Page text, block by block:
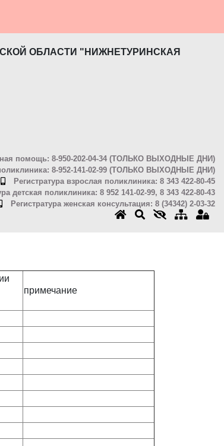
ОБЛАСТИ "НИЖНЕТУРИНСКАЯ
помощь: 8-950-202-04-34 (ТОЛЬКО ВЫХОДНЫЕ ДНИ)
8-952-141-02-99 (ТОЛЬКО ВЫХОДНЫЕ ДНИ)
Регистратура взрослая поликлиника: 8 343 422-80-45
детская поликлиника: 8 952 141-02-99, 8 343 422-80-43
Регистратура женская консультация: 8 (34342) 2-03-32
примечание